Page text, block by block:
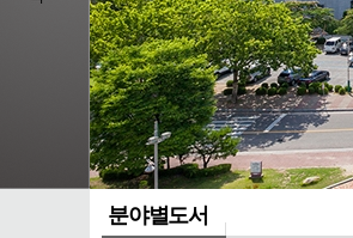
분야별도서